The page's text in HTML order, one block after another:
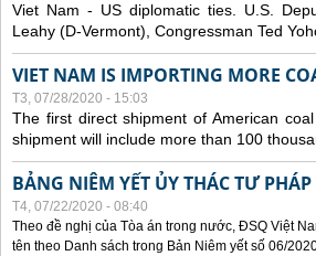
Viet Nam - US diplomatic ties. U.S.
Leahy (D-Vermont), Congressman Ted
VIET NAM IS IMPORTING MORE
T3, 07/28/2020 - 15:03
The first direct shipment of American
shipment will include more than 100
BẢNG NIÊM YẾT ỦY THÁC TƯ
T4, 07/22/2020 - 08:40
Theo đề nghị của Tòa án trong nước, ĐSQ Việt
tên theo Danh sách trong Bản Niêm yết số 06/